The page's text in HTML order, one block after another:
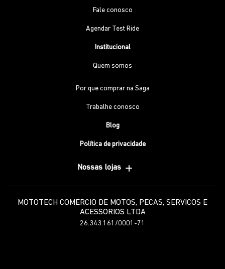
Fale conosco
Agendar Test Ride
Institucional
Quem somos
Por que comprar na Saga
Trabalhe conosco
Blog
Política de privacidade
Nossas lojas
MOTOTECH COMERCIO DE MOTOS, PECAS, SERVICOS E
ACESSORIOS LTDA
26.343.161/0001-71